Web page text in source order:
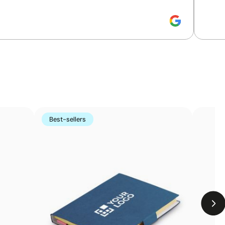
Impression numérique:
petites séries.
Peut être moins compétitive sur de grandes séries
avec des designs simples
Best-sellers